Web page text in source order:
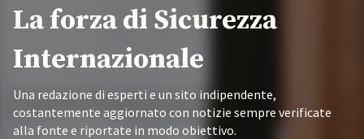
La forza di Sicurezza
Internazionale
Una redazione di esperti e un sito indipendente,
costantemente aggiornato con notizie sempre verificate
alla fonte e riportate in modo obiettivo.